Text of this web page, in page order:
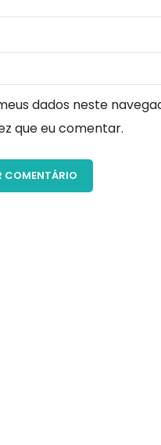
dados neste
que eu comentar.